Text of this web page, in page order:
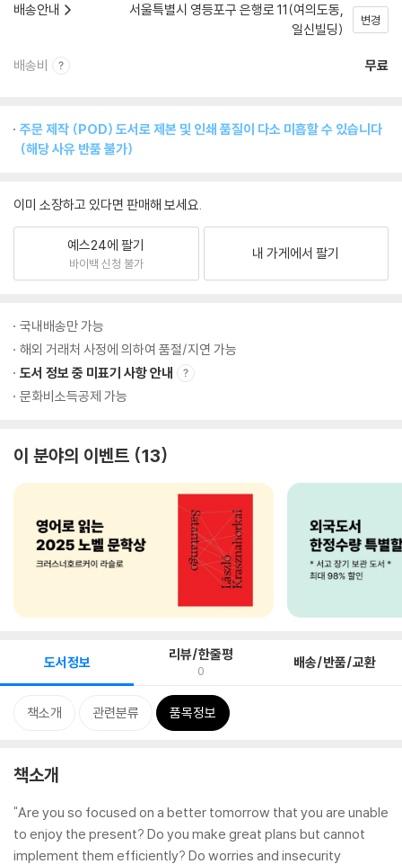
배송안내
서울특별시 영등포구 은행로 11(여의도동,
일신빌딩)
변경
배송비 무료
주문 제작 (POD) 도서로 제본 및 인쇄 품질이 다소 미흡할 수 있습니다
(해당 사유 반품 불가)
이미 소장하고 있다면 판매해 보세요.
예스24에 팔기
바이백 신청 불가
내 가게에서 팔기
국내배송만 가능
해외 거래처 사정에 의하여 품절/지연 가능
도서 정보 중 미표기 사항 안내
문화비소득공제 가능
이 분야의 이벤트 13
도서정보 리뷰/한줄평
0 배송/반품/교환
책소개 관련분류 품목정보
책소개
"Are you so focused on a better tomorrow that you are unable
to enjoy the present? Do you make great plans but cannot
implement them efficiently? Do worries and insecurity